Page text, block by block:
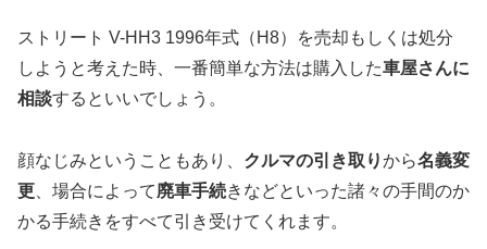
ストリート V-HH3 1996年式（H8）を売却もしくは処分
しようと考えた時、一番簡単な方法は購入した車屋さんに
相談するといいでしょう。
顔なじみということもあり、 クルマの引き取りから名義変
更 、場合によって廃車手続きなどといった諸々の手間のか
かる手続きをすべて引き受けてくれます。